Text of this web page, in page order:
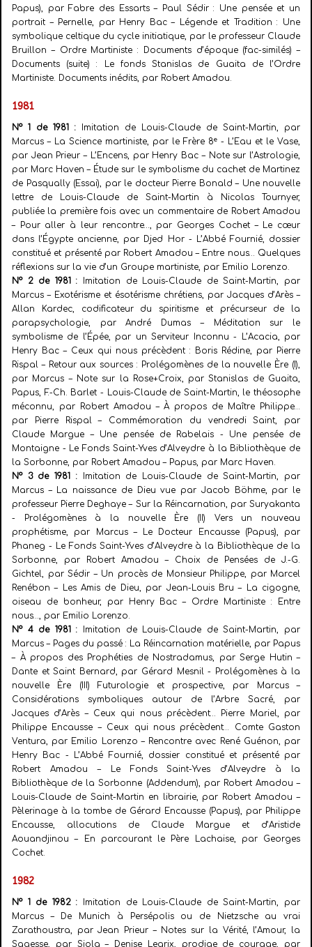
Papus), par Fabre des Essarts – Paul Sédir : Une pensée et un
portrait – Pernelle, par Henry Bac – Légende et Tradition : Une
symbolique celtique du cycle initiatique, par le professeur Claude
Bruillon – Ordre Martiniste : Documents d’époque (fac-similés) –
Documents (suite) : Le fonds Stanislas de Guaita de l’Ordre
Martiniste. Documents inédits, par Robert Amadou.
1981
N° 1 de 1981 : Imitation de Louis-Claude de Saint-Martin, par
Marcus – La Science martiniste, par le Frère 8e - L’Eau et le Vase,
par Jean Prieur – L’Encens, par Henry Bac – Note sur l’Astrologie,
par Marc Haven – Étude sur le symbolisme du cachet de Martinez
de Pasqually (Essai), par le docteur Pierre Bonald – Une nouvelle
lettre de Louis-Claude de Saint-Martin à Nicolas Tournyer,
publiée la première fois avec un commentaire de Robert Amadou
– Pour aller à leur rencontre…, par Georges Cochet – Le cœur
dans l’Égypte ancienne, par Djed Hor - L’Abbé Fournié, dossier
constitué et présenté par Robert Amadou – Entre nous… Quelques
réflexions sur la vie d’un Groupe martiniste, par Emilio Lorenzo.
N° 2 de 1981 : Imitation de Louis-Claude de Saint-Martin, par
Marcus – Exotérisme et ésotérisme chrétiens, par Jacques d’Arès –
Allan Kardec, codificateur du spiritisme et précurseur de la
parapsychologie, par André Dumas – Méditation sur le
symbolisme de l’Épée, par un Serviteur Inconnu - L’Acacia, par
Henry Bac – Ceux qui nous précèdent : Boris Rédine, par Pierre
Rispal – Retour aux sources : Prolégomènes de la nouvelle Ère (I),
par Marcus – Note sur la Rose+Croix, par Stanislas de Guaita,
Papus, F.-Ch. Barlet - Louis-Claude de Saint-Martin, le théosophe
méconnu, par Robert Amadou – À propos de Maître Philippe…
par Pierre Rispal – Commémoration du vendredi Saint, par
Claude Margue – Une pensée de Rabelais - Une pensée de
Montaigne - Le Fonds Saint-Yves d’Alveydre à la Bibliothèque de
la Sorbonne, par Robert Amadou – Papus, par Marc Haven.
N° 3 de 1981 :
Imitation de Louis-Claude de Saint-Martin, par
Marcus – La naissance de Dieu vue par Jacob Böhme, par le
professeur Pierre Deghaye – Sur la Réincarnation, par Suryakanta
- Prolégomènes à la nouvelle Ère (II) Vers un nouveau
prophétisme, par Marcus – Le Docteur Encausse (Papus), par
Phaneg - Le Fonds Saint-Yves d’Alveydre à la Bibliothèque de la
Sorbonne, par Robert Amadou – Choix de Pensées de J.-G.
Gichtel, par Sédir – Un procès de Monsieur Philippe, par Marcel
Renébon – Les Amis de Dieu, par Jean-Louis Bru – La cigogne,
oiseau de bonheur, par Henry Bac – Ordre Martiniste : Entre
nous…, par Emilio Lorenzo.
N° 4 de 1981 : Imitation de Louis-Claude de Saint-Martin, par
Marcus – Pages du passé : La Réincarnation matérielle, par Papus
– À propos des Prophéties de Nostradamus, par Serge Hutin –
Dante et Saint Bernard, par Gérard Mesnil - Prolégomènes à la
nouvelle Ère (III) Futurologie et prospective, par Marcus –
Considérations symboliques autour de l’Arbre Sacré, par
Jacques d’Arès – Ceux qui nous précèdent… Pierre Mariel, par
Philippe Encausse – Ceux qui nous précèdent… Comte Gaston
Ventura, par Emilio Lorenzo – Rencontre avec René Guénon, par
Henry Bac - L’Abbé Fournié, dossier constitué et présenté par
Robert Amadou – Le Fonds Saint-Yves d’Alveydre à la
Bibliothèque de la Sorbonne (Addendum), par Robert Amadou –
Louis-Claude de Saint-Martin en librairie, par Robert Amadou –
Pèlerinage à la tombe de Gérard Encausse (Papus), par Philippe
Encausse, allocutions de Claude Margue et d’Aristide
Aouandjinou – En parcourant le Père Lachaise, par Georges
Cochet.
1982
N° 1 de 1982 : Imitation de Louis-Claude de Saint-Martin, par
Marcus – De Munich à Persépolis ou de Nietzsche au vrai
Zarathoustra, par Jean Prieur – Notes sur la Vérité, l’Amour, la
Sagesse, par Siola – Denise Legrix, prodige de courage, par